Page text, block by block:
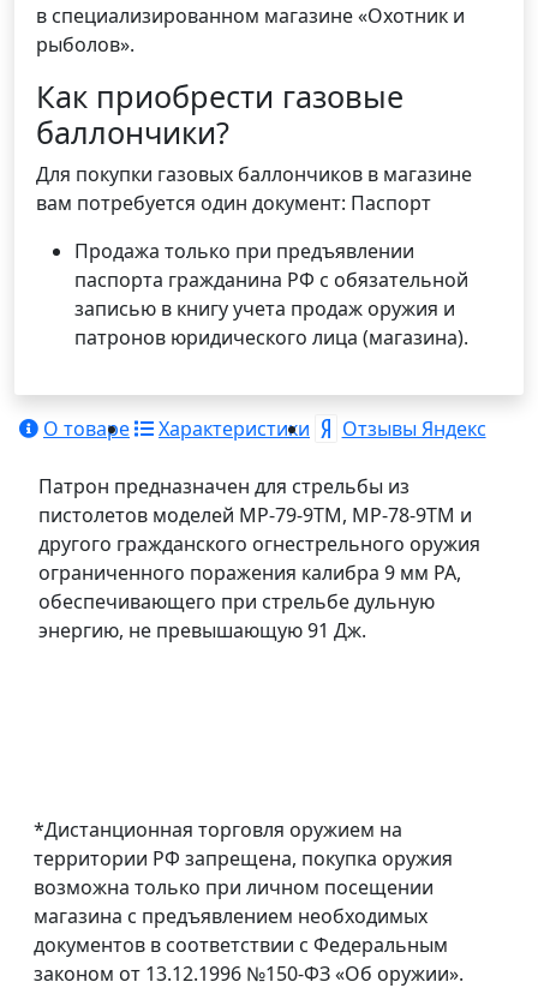
в специализированном магазине «Охотник и
рыболов».
Как приобрести газовые
баллончики?
Для покупки газовых баллончиков в магазине
вам потребуется один документ: Паспорт
Продажа только при предъявлении
паспорта гражданина РФ с обязательной
записью в книгу учета продаж оружия и
патронов юридического лица (магазина).
О товаре Характеристики Отзывы Яндекс
Патрон предназначен для стрельбы из
пистолетов моделей МР-79-9ТМ, МР-78-9ТМ и
другого гражданского огнестрельного оружия
ограниченного поражения калибра 9 мм РА,
обеспечивающего при стрельбе дульную
энергию, не превышающую 91 Дж.
*Дистанционная торговля оружием на
территории РФ запрещена, покупка оружия
возможна только при личном посещении
магазина с предъявлением необходимых
документов в соответствии с Федеральным
законом от 13.12.1996 №150-ФЗ «Об оружии».